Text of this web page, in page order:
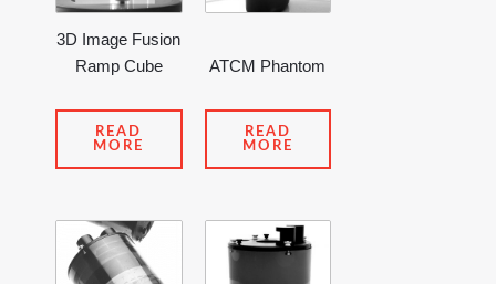
3D Image Fusion
Ramp Cube
READ
MORE
ATCM Phantom
READ
MORE